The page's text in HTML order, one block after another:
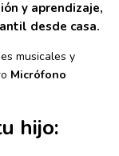
y aprendizaje,
desde casa.
musicales y
Micrófono
hijo: